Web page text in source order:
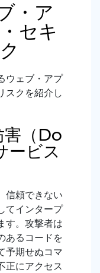
・ア
セキ
ウェブ・アプ
スクを紹介し
害（Do
ービス
信頼できない
てインタープ
す。攻撃者は
あるコードを
予期せぬコマ
正にアクセス